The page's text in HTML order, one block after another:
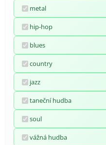
metal
hip-hop
blues
country
jazz
taneční hudba
soul
vážná hudba